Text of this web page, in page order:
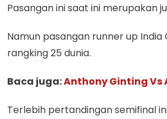
Pasangan ini saat ini merupakan
Namun pasangan runner up
rangking 25 dunia.
Baca juga:Anthony Ginting Vs
Terlebih pertandingan semifinal